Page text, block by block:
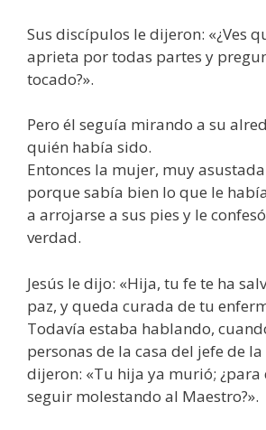
Sus discípulos le dijeron: «¿Ves
aprieta por todas partes y
tocado?».
Pero él seguía mirando a su
quién había sido.
Entonces la mujer, muy
porque sabía bien lo que le
a arrojarse a sus pies y le
verdad.
Jesús le dijo: «Hija, tu fe te ha
paz, y queda curada de tu
Todavía estaba hablando,
personas de la casa del jefe de
dijeron: «Tu hija ya murió; ¿para
seguir molestando al Maestro?».